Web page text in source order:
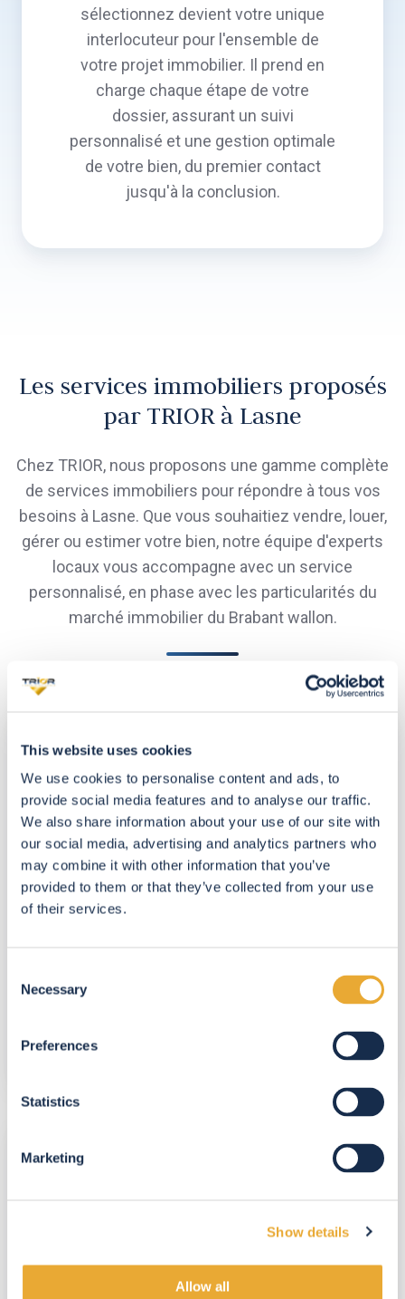
This website uses cookies
We use cookies to personalise content and ads, to
provide social media features and to analyse our traffic.
We also share information about your use of our site with
our social media, advertising and analytics partners who
may combine it with other information that you’ve
provided to them or that they’ve collected from your use
of their services.
Selection
Necessary
Preferences
Statistics
Marketing
Show details
Allow all
sélectionnez devient votre unique
interlocuteur pour l'ensemble de
votre projet immobilier. Il prend en
charge chaque étape de votre
dossier, assurant un suivi
personnalisé et une gestion optimale
de votre bien, du premier contact
jusqu'à la conclusion.
Les services immobiliers proposés
par TRIOR à Lasne
Chez TRIOR, nous proposons une gamme complète
de services immobiliers pour répondre à tous vos
besoins à Lasne. Que vous souhaitiez vendre, louer,
gérer ou estimer votre bien, notre équipe d'experts
locaux vous accompagne avec un service
personnalisé, en phase avec les particularités du
marché immobilier du Brabant wallon.
immobiliers
Lasne